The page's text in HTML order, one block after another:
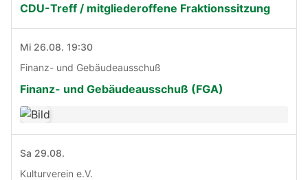
CDU-Treff / mitgliederoffene Fraktionssitzung
Mi 26.08. 19:30
Finanz- und Gebäudeausschuß
Finanz- und Gebäudeausschuß (FGA)
Sa 29.08.
Kulturverein e.V.